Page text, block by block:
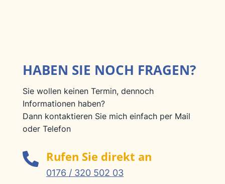
HABEN SIE NOCH FRAGEN?
Sie wollen keinen Termin, dennoch
Informationen haben?
Dann kontaktieren Sie mich einfach per Mail
oder Telefon
 Rufen Sie direkt an
0176 / 320 502 03